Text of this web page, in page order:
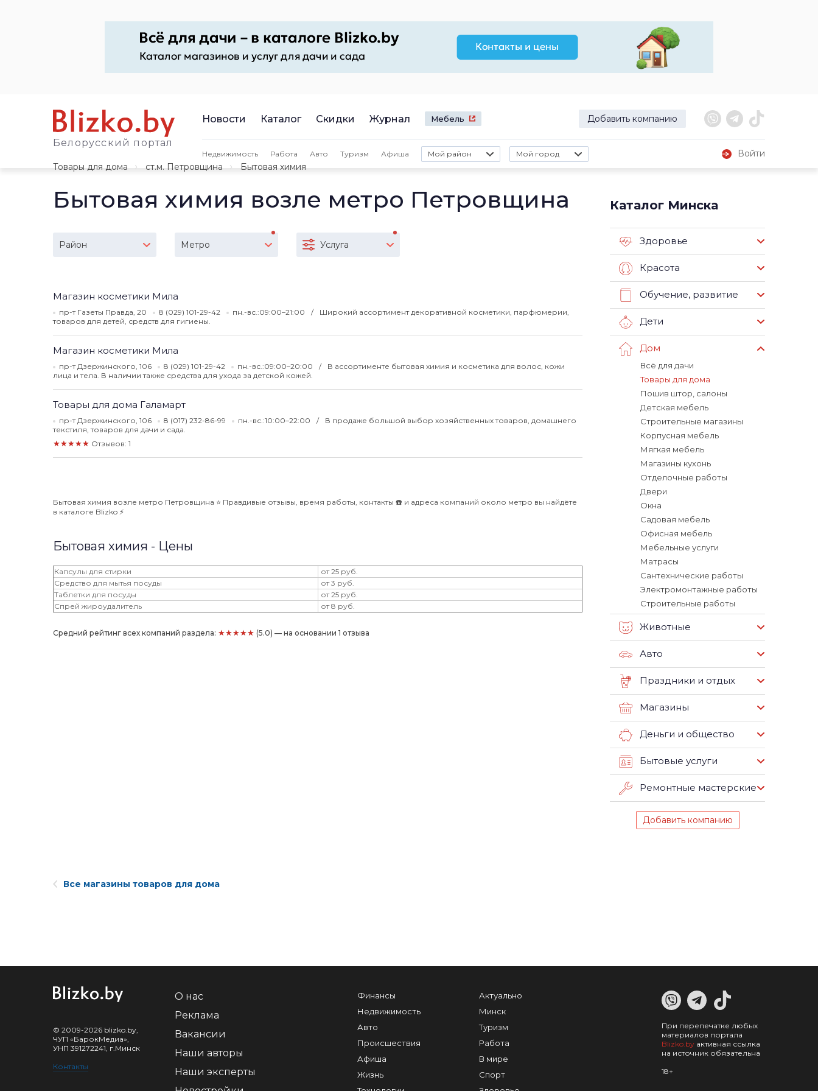
Белорусский портал
Новости Каталог Скидки Журнал Мебель Добавить компанию
Недвижимость Работа Авто Туризм Афиша Мой район Мой город
Войти
Товары для дома
ст.м. Петровщина Бытовая химия
Бытовая химия возле метро Петровщина
Район Метро Услуга
Магазин косметики Мила
пр-т Газеты Правда, 20 8 (029) 101-29-42 пн.-вс.:09:00–21:00
Широкий ассортимент декоративной косметики, парфюмерии,
товаров для детей, средств для гигиены.
Магазин косметики Мила
пр-т Дзержинского, 106 8 (029) 101-29-42 пн.-вс.:09:00–20:00
В ассортименте бытовая химия и косметика для волос, кожи
лица и тела. В наличии также средства для ухода за детской кожей.
Товары для дома Галамарт
пр-т Дзержинского, 106 8 (017) 232-86-99 пн.-вс.:10:00–22:00
В продаже большой выбор хозяйственных товаров, домашнего
текстиля, товаров для дачи и сада.
★★★★★ Отзывов: 1
Бытовая химия возле метро Петровщина ⭐️ Правдивые отзывы, время работы, контакты ☎️ и адреса компаний около метро вы найдёте
в каталоге Blizko ⚡️
Бытовая химия - Цены
Капсулы для стирки
от 25 руб.
Средство для мытья посуды
от 3 руб.
Таблетки для посуды
от 25 руб.
Спрей жироудалитель
от 8 руб.
Средний рейтинг всех компаний раздела: ★★★★★ (5.0) — на основании 1 отзыва
Каталог Минска
Здоровье
Красота
Обучение, развитие
Дети
Дом
Всё для дачи
Товары для дома
Пошив штор, салоны
Детская мебель
Строительные магазины
Корпусная мебель
Мягкая мебель
Магазины кухонь
Отделочные работы
Двери
Окна
Садовая мебель
Офисная мебель
Мебельные услуги
Матрасы
Сантехнические работы
Электромонтажные работы
Строительные работы
Животные
Авто
Праздники и отдых
Магазины
Деньги и общество
Бытовые услуги
Ремонтные мастерские
Добавить компанию
Все магазины товаров для дома
© 2009-2026 blizko.by,
ЧУП «БарокМедиа»,
УНП 391272241, г.Минск
Контакты
О нас
Реклама
Вакансии
Наши авторы
Наши эксперты
Финансы
Недвижимость
Авто
Происшествия
Афиша
Жизнь
Актуально
Минск
Туризм
Работа
В мире
Спорт
При перепечатке любых
материалов портала
Blizko.by активная ссылка
на источник обязательна
18+